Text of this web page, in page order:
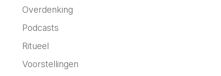
Overdenking
Podcasts
Ritueel
Voorstellingen